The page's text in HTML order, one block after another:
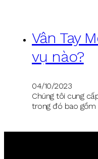
Vân Tay
vụ nào?
04/10/2023
Chúng tôi cung
trong đó bao gồm